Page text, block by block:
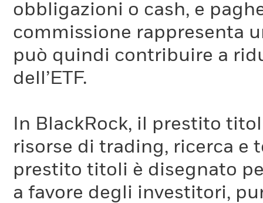
obbligazioni o cash, e
commissione rappresenta
può quindi contribuire a
dell’ETF.
In BlackRock, il prestito
risorse di trading, ricerca e
prestito titoli è disegnato
a favore degli investitori,